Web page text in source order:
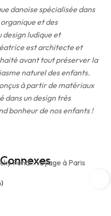
danoise spécialisée dans
et des
design ludique et
est architecte et
avant tout préserver la
naturel des enfants.
à partir de matériaux
dans un design très
bonheur de nos enfants !